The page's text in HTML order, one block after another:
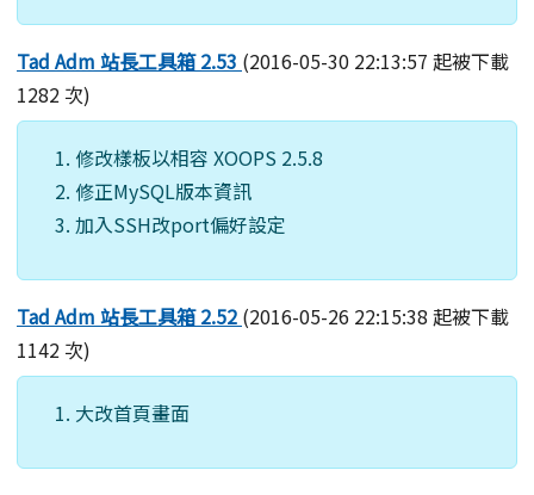
Tad Adm 站長工具箱 2.53 (2016-05-30 22:13:57 起被下載
1282 次)
修改樣板以相容 XOOPS 2.5.8
修正MySQL版本資訊
加入SSH改port偏好設定
Tad Adm 站長工具箱 2.52 (2016-05-26 22:15:38 起被下載
1142 次)
大改首頁畫面